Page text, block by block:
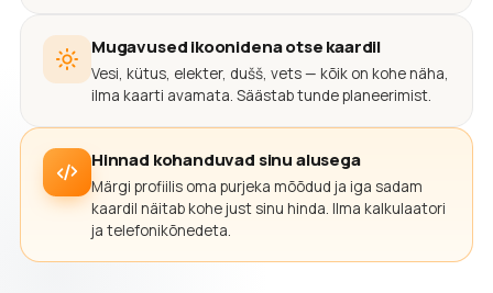
Mugavused ikoonidena otse kaardil
Vesi, kütus, elekter, dušš, vets — kõik on kohe näha,
ilma kaarti avamata. Säästab tunde planeerimist.
Hinnad kohanduvad sinu alusega
Märgi profiilis oma purjeka mõõdud ja iga sadam
kaardil näitab kohe just sinu hinda. Ilma kalkulaatori
ja telefonikõnedeta.